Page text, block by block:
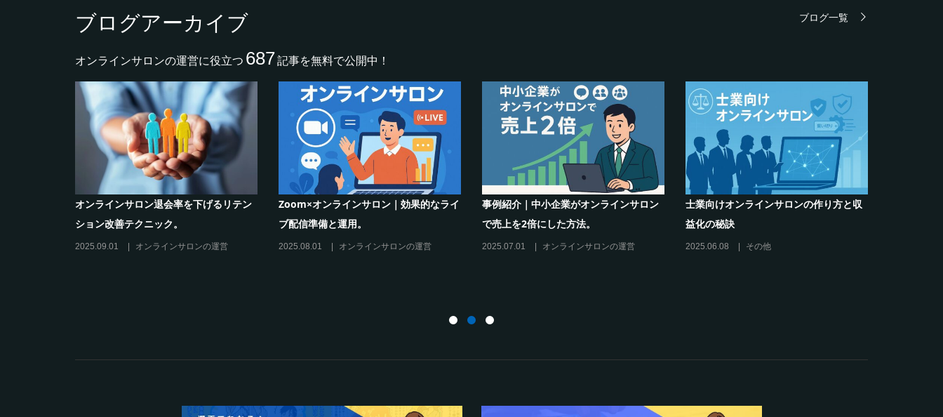
ブログアーカイブ
オンラインサロンの運営に役立つ 687記事を無料で公開中！
ブログ一覧
シリーズ連載【運営者のお悩み解決】コ
コがポイント！リスキリングサロン運営
必須3箇条
オンラインサロンでの”学び”がこれから
のリスキリングを先導すると言えるこれ
だけの”理由”
シリーズ連載【運営者のお悩み解決】～
現存のオンラインサロンをリスキリング
に活用するには？
クリエイター系オンラインサロンの話題
席巻-”マッシュル”について調べてみた!
2024.06.25 オンラインサロンを活用する